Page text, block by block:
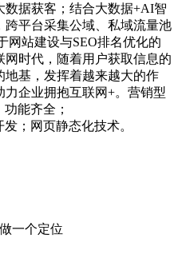
据获客；结合大数据+AI智
平台采集公域、私域流量池
网站建设与SEO排名优化的
时代，随着用户获取信息的
地基，发挥着越来越大的作
企业拥抱互联网+。营销型
能齐全；
；网页静态化技术。
一个定位